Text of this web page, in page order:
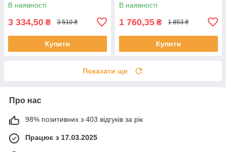
В наявності
3 334,50 ₴ 3 510 ₴
Купити
В наявності
1 760,35 ₴ 1 853 ₴
Купити
Показати ще
Про нас
98% позитивних з 403 відгуків за рік
Працює з 17.03.2025